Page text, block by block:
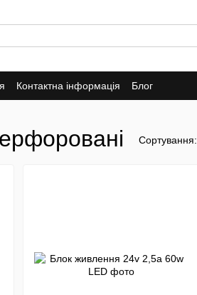
Контактна інформація Блог
Сортування: